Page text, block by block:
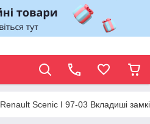
Renault Scenic I 97-03 Вкладиші